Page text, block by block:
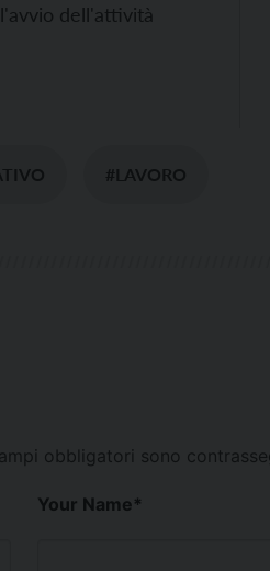
dell'attività
#LAVORO
obbligatori sono
Your Name*